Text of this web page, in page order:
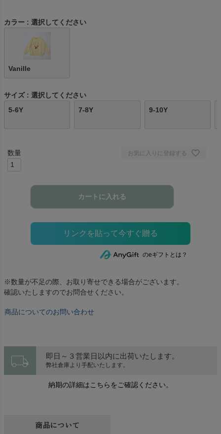
カラー 選択してください
Vanille
サイズ
選択してください
5-6Y
7-8Y 9-10Y
お気に入りに登録する
カートに入れる
のeギフトとは？
※数量が不足の際、お取り寄せできる場合がございます。
確認いたしますのでお問合せください。
商品についてのお問い合わせ
local_shipping 即日～３営業日以内に出荷いたします。
弊社倉庫より手配いたします。
納期の詳細はこちらをご確認ください。
商品について